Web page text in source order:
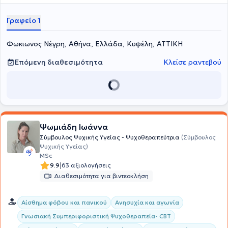
Κοινωνικού Διαλόγου" και ως συντονίστρια ομάδων βραχείας
διάρκειας στο Ι.ΨΥ.Π.Α Κέντρο Ψυχοθεραπείας και Προσωπικής
άπτονται σε όλο το φάσμα της ψυχικής υγείας και πιο
ψυχοθεραπεία και την ομαδική ψυχοθεραπεία.
Γραφείο 1
Φωκιωνος Νέγρη, Αθήνα, Ελλάδα, Κυψέλη, ΑΤΤΙΚΗ
Επόμενη διαθεσιμότητα
Κλείσε ραντεβού
Ψωμιάδη Ιωάννα
Σύμβουλος Ψυχικής Υγείας - Ψυχοθεραπεύτρια (Σύμβουλος
Ψυχικής Υγείας)
MSc
9.9|63 αξιολογήσεις
Διαθεσιμότητα για βιντεοκλήση
Αίσθημα φόβου και πανικού
Ανησυχία και αγωνία
Γνωσιακή Συμπεριφοριστική Ψυχοθεραπεία- CBT